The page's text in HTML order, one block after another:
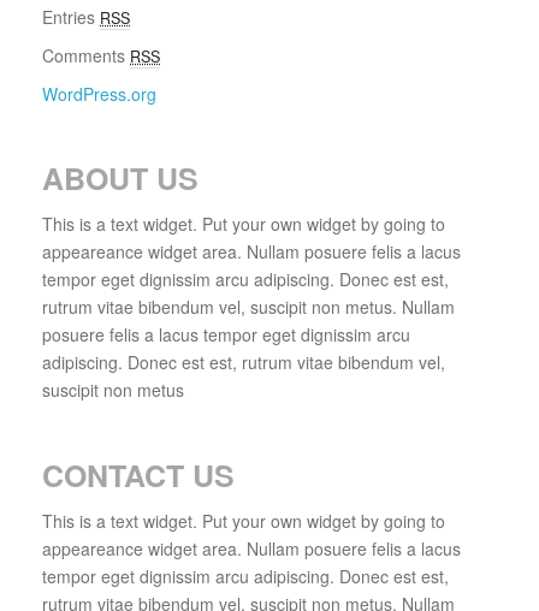
Entries RSS
Comments RSS
WordPress.org
ABOUT US
This is a text widget. Put your own widget by going to
appeareance widget area. Nullam posuere felis a lacus
tempor eget dignissim arcu adipiscing. Donec est est,
rutrum vitae bibendum vel, suscipit non metus. Nullam
posuere felis a lacus tempor eget dignissim arcu
adipiscing. Donec est est, rutrum vitae bibendum vel,
suscipit non metus
CONTACT US
This is a text widget. Put your own widget by going to
appeareance widget area. Nullam posuere felis a lacus
tempor eget dignissim arcu adipiscing. Donec est est,
rutrum vitae bibendum vel, suscipit non metus. Nullam